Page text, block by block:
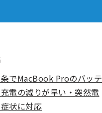
でMacBook Proのバッテ
電の減りが早い・突然電
状に対応